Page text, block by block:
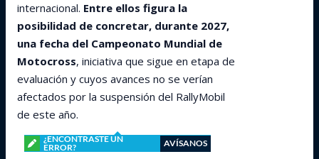
internacional. Entre ellos figura la
posibilidad de concretar, durante 2027,
una fecha del Campeonato Mundial de
Motocross, iniciativa que sigue en etapa de
evaluación y cuyos avances no se verían
afectados por la suspensión del RallyMobil
de este año.
¿ENCONTRASTE UN
ERROR?
AVÍSANOS